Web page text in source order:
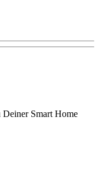
Deiner Smart Home